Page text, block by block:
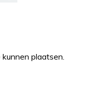
plaatsen.